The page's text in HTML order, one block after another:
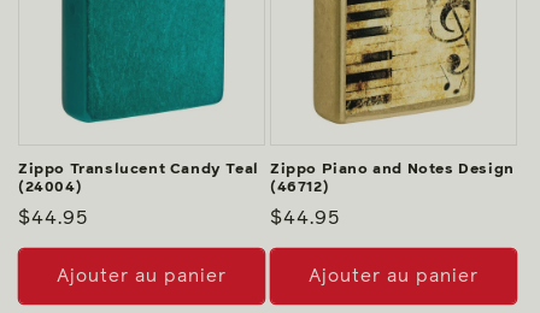
Zippo Translucent Candy Teal
(24004)
Prix
habituel
$44.95
Ajouter au panier
Zippo Piano and Notes Design
(46712)
Prix
habituel
$44.95
Ajouter au panier